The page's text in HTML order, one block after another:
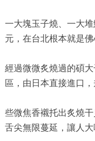
一大塊玉子燒、一大
元，在台北根本就是佛
經過微微炙燒過的碩
區，由日本直接進口，
些微焦香襯托出炙燒
舌尖無限蔓延，讓人大